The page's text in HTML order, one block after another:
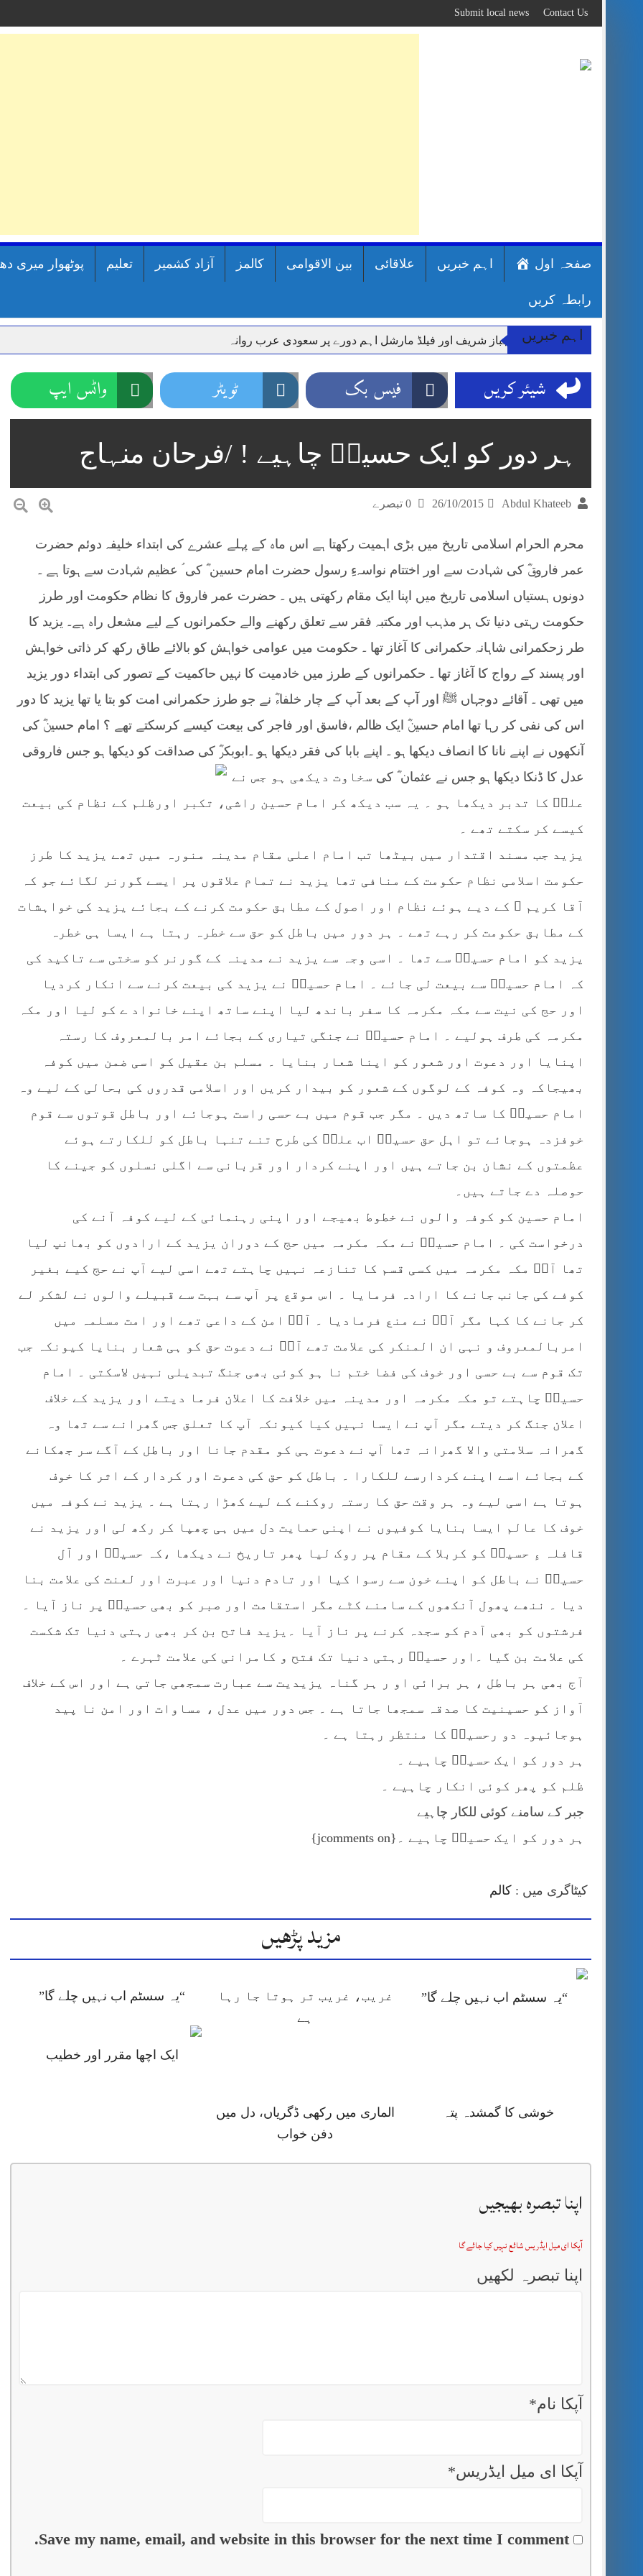
to
content
Contact Us
Submit local news
صفحہ اول اہم خبریں علاقائی بین الاقوامی کالمز آزاد کشمیر تعلیم پوٹھوار میری
رابطہ کریں
اہم خبریں
وزیر اعظم شہباز شریف اور فیلڈ مارشل اہم دورے پر سعودی عرب روانہ
قائداعظم نامی شہری کا شناختی کارڈ بلاک،عدالت کا شہری کو پیش ہونے کا حکم
چارسدہ کا بہادر سپوت وطن
ڈپٹی کمشنر راولپنڈی کیپٹن(ر) ندیم ناصر کا دورہء کلرسیداں
مون سون بارشیں، لینڈ سلائیڈنگ اور کوٹلی ستیاں کے نظر انداز متاثرین
اسسٹنٹ کمشنر کلرسیداں سیدہ زینب
شہید گر وپ کیپٹنعاصم طارق مکمل فوجی اعزاز کے ساتھ سپردِ خاک
شیئر کریں فیس بک ٹویٹر واٹس ایپ
ہر دور کو ایک حسینؓ چاہیے ! /فرحان منہاج
Abdul Khateeb
26/10/2015
محرم الحرام اسلامی تاریخ میں بڑی اہمیت رکھتا ہے اس ماہ کے پہلے عشرے کی ابتداء خلیفہ دوئم حضرت
عمر فاروقؓ کی شہادت سے اور اختتام نواسہءِ رسول حضرت امام حسین ؓ کی ؑ عظیم شہادت سے ہوتا ہے ۔
دونوں ہستیاں اسلامی تاریخ میں اپنا ایک مقام رکھتی ہیں ۔ حضرت عمر فاروق کا نظام حکومت اور طرز
حکومت رہتی دنیا تک ہر مذہب اور مکتبہ فقر سے تعلق رکھنے والے حکمرانوں کے لیے مشعل راہ ہے۔ یزید کا
طر زحکمرانی شاہانہ حکمرانی کا آغاز تھا ۔ حکومت میں عوامی خواہش کو بالائے طاق رکھ کر ذاتی خواہش
اور پسند کے رواج کا آغاز تھا ۔ حکمرانوں کے طرز میں خادمیت کا نہیں حاکمیت کے تصور کی ابتداء دور یزید
میں تھی ۔ آقائے دوجہاں ﷺ اور آپ کے بعد آپ کے چار خلفاءؓ نے جو طرز حکمرانی امت کو بتا یا تھا یزید کا دور
اس کی نفی کر رہا تھا امام حسینؓ ایک ظالم ،فاسق اور فاجر کی بیعت کیسے کرسکتے تھے ؟ امام حسینؓ کی
آنکھوں نے اپنے نانا کا انصاف دیکھا ہو ۔ اپنے بابا کی فقر دیکھا ہو ۔ابوبکرؓ کی صداقت کو دیکھا ہو جس فاروقی
عدل کا ڈنکا دیکھا ہو جس نے عثمان ؓ کی سخاوت دیکھی ہو جس نے
علیؓ کا تدبر دیکھا ہو ۔ یہ سب دیکھ کر امام حسین راشی، تکبر اورظلم کے نظام کی بیعت
کیسے کر سکتے تھے ۔
یزید جب مسند اقتدار میں بیٹھا تب امام اعلی مقام مدینہ منورہ میں تھے یزید کا طرز
حکومت اسلامی نظام حکومت کے منافی تھا یزید نے تمام علاقوں پر ایسے گورنر لگائے جو کہ
آقا کریم ﷺ کے دیے ہوئے نظام اور اصول کے مطابق حکومت کرنے کے بجائے یزید کی خواہشات
کے مطابق حکومت کر رہے تھے ۔ ہر دور میں باطل کو حق سے خطرہ رہتا ہے ایسا ہی خطرہ
یزید کو امام حسینؓ سے تھا ۔ اسی وجہ سے یزید نے مدینہ کے گورنر کو سختی سے تاکید کی
کہ امام حسینؓ سے بیعت لی جائے ۔ امام حسینؓ نے یزید کی بیعت کرنے سے انکار کردیا
اور حج کی نیت سے مکہ مکرمہ کا سفر باندھ لیا اپنے ساتھ اپنے خانواد ے کو لیا اور مکہ
مکرمہ کی طرف ہولیے ۔ امام حسینؓ نے جنگی تیاری کے بجائے امر بالمعروف کا رستہ
اپنایا اور دعوت اور شعور کو اپنا شعار بنایا ۔ مسلم بن عقیل کو اسی ضمن میں کوفہ
بھیجاکہ وہ کوفہ کے لوگوں کے شعور کو بیدار کریں اور اسلامی قدروں کی بحالی کے لیے وہ
امام حسینؓ کا ساتھ دیں ۔ مگر جب قوم میں بے حسی راست ہوجائے اور باطل قوتوں سے قوم
خوفزدہ ہوجائے تو اہل حق حسینؓ اب علیؓ کی طرح تنے تنہا باطل کو للکارتے ہوئے
عظمتوں کے نشان بن جاتے ہیں اور اپنے کردار اور قربانی سے اگلی نسلوں کو جینے کا
حوصلہ دے جاتے ہیں۔
امام حسین کو کوفہ والوں نے خطوط بھیجے اور اپنی رہنمائی کے لیے کوفہ آنے کی
درخواست کی ۔ امام حسینؓ نے مکہ مکرمہ میں حج کے دوران یزید کے ارادوں کو بھانپ لیا
تھا آپؓ مکہ مکرمہ میں کسی قسم کا تنازعہ نہیں چاہتے تھے اسی لیے آپ نے حج کیے بغیر
کوفے کی جانب جانے کا ارادہ فرمایا ۔ اس موقع پر آپ سے بہت سے قبیلے والوں نے لشکر لے
کر جانے کا کہا مگر آپؓ نے منع فرمادیا ۔ آپؓ امن کے داعی تھے اور امت مسلمہ میں
امربالمعروف و نہی ان المنکر کی علامت تھے آپؓ نے دعوت حق کو ہی شعار بنایا کیونکہ جب
تک قوم سے بے حسی اور خوف کی فضا ختم نا ہو کوئی بھی جنگ تبدیلی نہیں لاسکتی ۔ امام
حسینؓ چاہتے تو مکہ مکرمہ اور مدینہ میں خلافت کا اعلان فرما دیتے اور یزید کے خلاف
اعلان جنگ کر دیتے مگر آپ نے ایسا نہیں کیا کیونکہ آپ کا تعلق جس گھرانے سے تھا وہ
گھرانہ سلامتی والا گھرانہ تھا آپ نے دعوت ہی کو مقدم جانا اور باطل کے آگے سر جھکانے
کے بجائے اسے اپنے کردارسے للکارا ۔ باطل کو حق کی دعوت اور کردار کے اثر کا خوف
ہوتا ہے اسی لیے وہ ہر وقت حق کا رستہ روکنے کے لیے کھڑا رہتا ہے ۔ یزید نے کوفہ میں
خوف کا عالم ایسا بنایا کوفیوں نے اپنی حمایت دل میں ہی چھپا کر رکھ لی اور یزید نے
قافلہ ءِ حسینؓ کو کربلا کے مقام پر روک لیا پھر تاریخ نے دیکھا ،کہ حسینؓ اور آل
حسینؓ نے باطل کو اپنے خون سے رسوا کیا اور تادم دنیا اور عبرت اور لعنت کی علامت بنا
دیا ۔ ننھے پھول آنکھوں کے سامنے کٹے مگر استقامت اور صبر کو بھی حسینؓ پر ناز آیا ۔
فرشتوں کو بھی آدم کو سجدہ کرنے پر ناز آیا ۔یزید فاتح بن کر بھی رہتی دنیا تک شکست
کی علامت بن گیا ۔اور حسینؓ رہتی دنیا تک فتح و کامرانی کی علامت ٹہرے ۔
آج بھی ہر باطل ، ہر برائی او ر ہر گناہ یزیدیت سے عبارت سمجھی جاتی ہے اور اس کے خلاف
آواز کو حسینیت کا صدقہ سمجھا جاتا ہے ۔ جس دور میں عدل ، مساوات اور امن نا پید
ہوجائیوہ دو رحسینؓ کا منتظر رہتا ہے ۔
ہر دور کو ایک حسینؓ چاہیے ۔
ظلم کو پھر کوئی انکار چاہیے ۔
جبر کے سامنے کوئی للکار چاہیے
ہر دور کو ایک حسینؓ چاہیے ۔{jcomments on}
کیٹاگری میں : کالم
مزید پڑھیں
“یہ سسٹم اب نہیں چلے گا”
غریب، غریب تر ہوتا جا رہا
ہے
“یہ سسٹم اب نہیں چلے گا”
ایک اچھا مقرر اور خطیب
خوشی کا گمشدہ پتہ
الماری میں رکھی ڈگریاں، دل میں
دفن خواب
اپنا تبصرہ بھیجیں
آپکا ای میل ایڈریس شائع نہیں کیا جائے گا
اپنا تبصرہ لکھیں
آپکا نام*
آپکا ای میل ایڈریس*
Save my name, email, and website in this browser for the next time I comment.